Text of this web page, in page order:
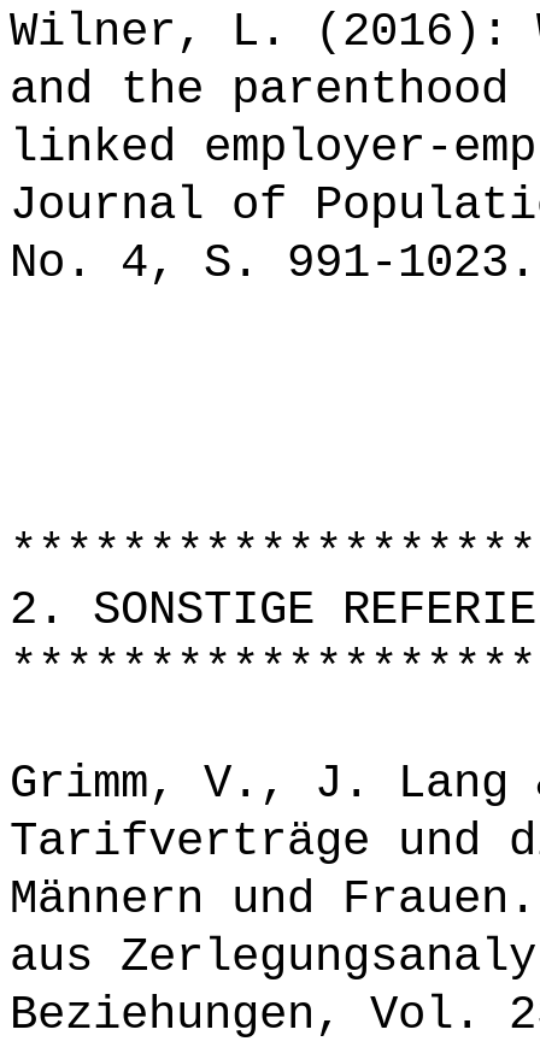
Wilner, L. (2016):
and the parenthood
linked employer-
Journal of
No. 4, S. 991-1023.
2. SONSTIGE
Grimm, V., J. Lang
Tarifverträge und
Männern und
aus
Beziehungen, Vol.